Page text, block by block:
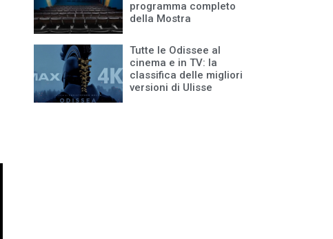
programma completo
della Mostra
Tutte le Odissee al
cinema e in TV: la
classifica delle migliori
versioni di Ulisse